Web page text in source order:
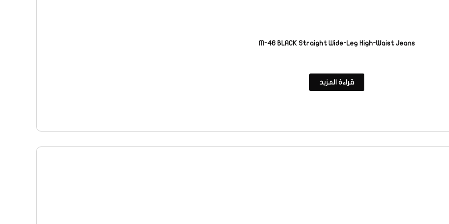
M-46 BLACK Straight Wide-Leg High-Waist Jeans
قراءة المزيد